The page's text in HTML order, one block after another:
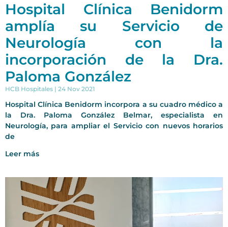
Hospital Clínica Benidorm
amplía su Servicio de
Neurología con la
incorporación de la Dra.
Paloma González
HCB Hospitales 24 Nov 2021
Hospital Clínica Benidorm incorpora a su cuadro médico a
la Dra. Paloma González Belmar, especialista en
Neurología, para ampliar el Servicio con nuevos horarios
de
Leer más